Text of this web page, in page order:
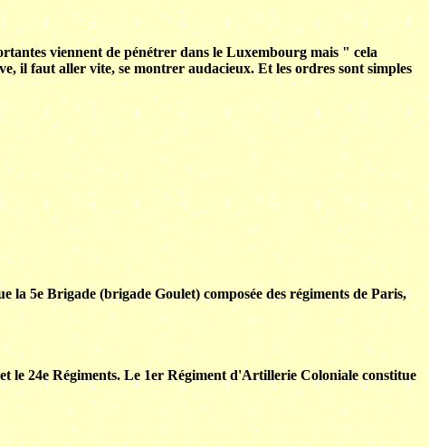
viennent de pénétrer dans le Luxembourg mais " cela
il faut aller vite, se montrer audacieux. Et les ordres sont simples
5e Brigade (brigade Goulet) composée des régiments de Paris,
le 24e Régiments. Le 1er Régiment d'Artillerie Coloniale constitue